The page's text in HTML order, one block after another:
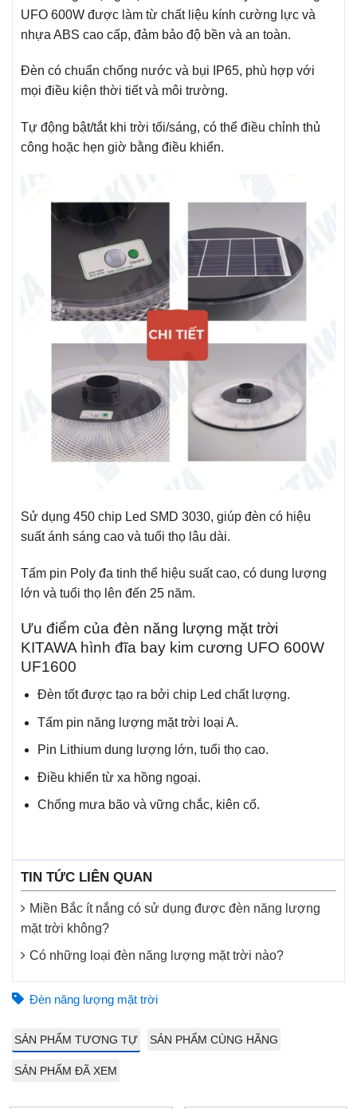
UFO 600W được làm từ chất liệu kính cường lực và
nhựa ABS cao cấp, đảm bảo độ bền và an toàn.
Đèn có chuẩn chống nước và bụi IP65, phù hợp với
mọi điều kiện thời tiết và môi trường.
Tự động bật/tắt khi trời tối/sáng, có thể điều chỉnh thủ
công hoặc hẹn giờ bằng điều khiển.
Sử dụng 450 chip Led SMD 3030, giúp đèn có hiệu
suất ánh sáng cao và tuổi thọ lâu dài.
Tấm pin Poly đa tinh thể hiệu suất cao, có dung lượng
lớn và tuổi thọ lên đến 25 năm.
Ưu điểm của đèn năng lượng mặt trời
KITAWA hình đĩa bay kim cương UFO 600W
UF1600
Đèn tốt được tạo ra bởi chip Led chất lượng.
Tấm pin năng lượng mặt trời loại A.
Pin Lithium dung lượng lớn, tuổi thọ cao.
Điều khiển từ xa hồng ngoại.
Chống mưa bão và vững chắc, kiên cố.
TIN TỨC LIÊN QUAN
Miền Bắc ít nắng có sử dụng được đèn năng lượng
mặt trời không?
Có những loại đèn năng lượng mặt trời nào?
Đèn năng lượng mặt trời
SẢN PHẨM TƯƠNG TỰ SẢN PHẨM CÙNG HÃNG
SẢN PHẨM ĐÃ XEM